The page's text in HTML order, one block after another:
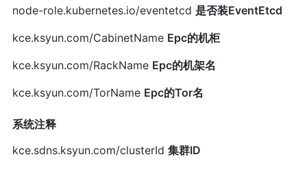
node-role.kubernetes.io/eventetcd 是否装EventEtcd
kce.ksyun.com/CabinetName Epc的机柜
kce.ksyun.com/RackName Epc的机架名
kce.ksyun.com/TorName Epc的Tor名
系统注释
kce.sdns.ksyun.com/clusterId 集群ID